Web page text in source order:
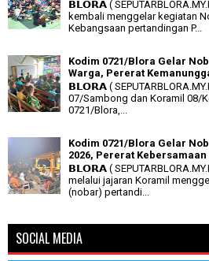
𝗕𝗟𝗢𝗥𝗔 (
kembali menggelar kegiatan
Kebangsaan pertandingan P...
Kodim 0721/Blora Gelar
Warga, Pererat
𝗕𝗟𝗢𝗥𝗔 (
07/Sambong dan Koramil 08/
0721/Blora,...
Kodim 0721/Blora Gelar
2026, Pererat
𝗕𝗟𝗢𝗥𝗔 (
melalui jajaran Koramil
(nobar) pertandi...
SOCIAL MEDIA